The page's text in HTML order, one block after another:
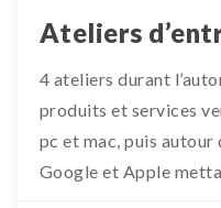
Ateliers
4 ateliers durant
produits et services
pc et mac, puis
Google et Apple